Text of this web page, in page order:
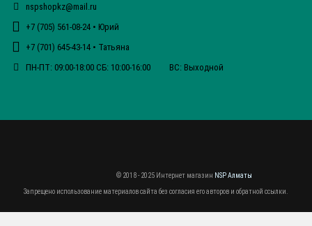
nspshopkz@mail.ru
+7 (705) 561-08-24 • Юрий
+7 (701) 645-43-14 • Татьяна
ПН-ПТ: 09:00-18:00 СБ: 10:00-16:00 ВС: Выходной
© 2018 - 2025 Интернет магазин NSP Алматы
Запрещено использование материалов сайта без согласия его авторов и обратной ссылки.